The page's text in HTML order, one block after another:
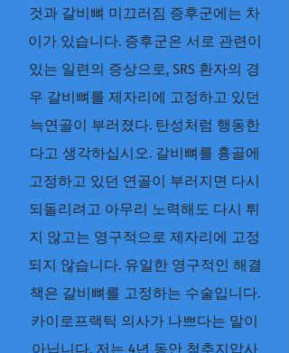
것과 갈비뼈 미끄러짐 증후군에는 차
이가 있습니다. 증후군은 서로 관련이
있는 일련의 증상으로, SRS 환자의 경
우 갈비뼈를 제자리에 고정하고 있던
늑연골이 부러졌다. 탄성처럼 행동한
다고 생각하십시오. 갈비뼈를 흉골에
고정하고 있던 연골이 부러지면 다시
되돌리려고 아무리 노력해도 다시 튀
지 않고는 영구적으로 제자리에 고정
되지 않습니다. 유일한 영구적인 해결
책은 갈비뼈를 고정하는 수술입니다.
카이로프랙틱 의사가 나쁘다는 말이
아닙니다. 저는 4년 동안 척추지압사